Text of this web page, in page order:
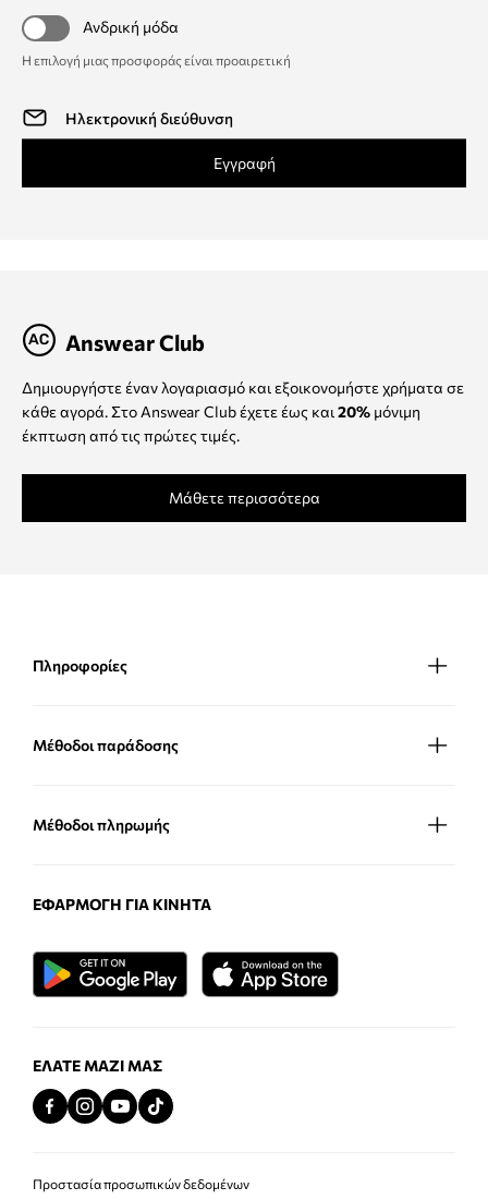
Ανδρική μόδα
Η επιλογή μιας προσφοράς είναι προαιρετική
Εγγραφή
Answear Club
Δημιουργήστε έναν λογαριασμό και εξοικονομήστε χρήματα σε
κάθε αγορά. Στο Answear Club έχετε έως και 20% μόνιμη
έκπτωση από τις πρώτες τιμές.
Μάθετε περισσότερα
Πληροφορίες
Μέθοδοι παράδοσης
Μέθοδοι πληρωμής
ΕΦΑΡΜΟΓΉ ΓΙΑ ΚΙΝΗΤΆ
ΕΛΆΤΕ ΜΑΖΊ ΜΑΣ
Προστασία προσωπικών δεδομένων